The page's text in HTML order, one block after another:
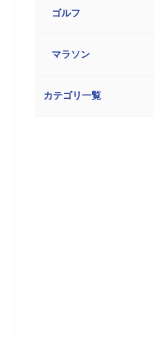
ゴルフ
マラソン
カテゴリ一覧